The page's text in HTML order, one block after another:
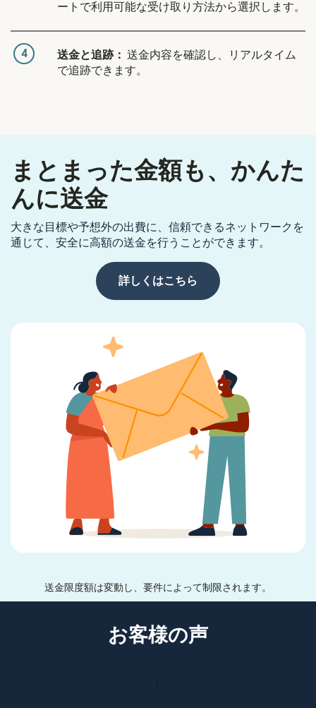
ートで利用可能な受け取り方法から選択します。
4 送金と追跡： 送金内容を確認し、リアルタイム
で追跡できます。
まとまった金額も、かんた
んに送金
大きな目標や予想外の出費に、信頼できるネットワークを
通じて、安全に高額の送金を行うことができます。
詳しくはこちら
送金限度額は変動し、要件によって制限されます。
お客様の声